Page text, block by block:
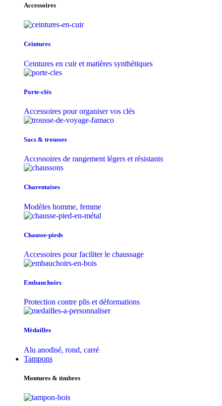
Accessoires
Ceintures
Ceintures en cuir et matières synthétiques
Porte-clés
Accessoires pour organiser vos clés
Sacs & trousse​s
Accessoires de rangement légers et résistants
Charentaises
Modèles homme, femme
Chausse-pieds
Accessoires pour faciliter le chaussage
Embauchoirs
Protection contre plis et déformations
Médailles
Alu anodisé, rond, carré
Tampons
Montures & timbres